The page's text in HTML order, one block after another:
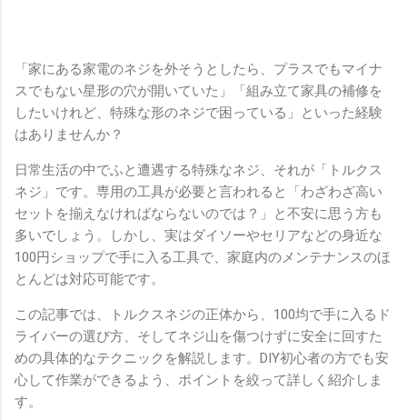
「家にある家電のネジを外そうとしたら、プラスでもマイナ
スでもない星形の穴が開いていた」「組み立て家具の補修を
したいけれど、特殊な形のネジで困っている」といった経験
はありませんか？
日常生活の中でふと遭遇する特殊なネジ、それが「トルクス
ネジ」です。専用の工具が必要と言われると「わざわざ高い
セットを揃えなければならないのでは？」と不安に思う方も
多いでしょう。しかし、実はダイソーやセリアなどの身近な
100円ショップで手に入る工具で、家庭内のメンテナンスのほ
とんどは対応可能です。
この記事では、トルクスネジの正体から、100均で手に入るド
ライバーの選び方、そしてネジ山を傷つけずに安全に回すた
めの具体的なテクニックを解説します。DIY初心者の方でも安
心して作業ができるよう、ポイントを絞って詳しく紹介しま
す。